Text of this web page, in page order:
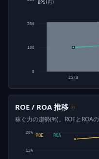
0
100
200
25/3
BPS(円)
ROE / ROA 推移 ⊙
稼ぐ力の趨勢(%)。ROEとROA
15%
20%
ROE ROA